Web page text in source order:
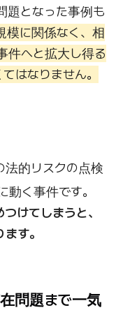
題となった事例も
模に関係なく、相
件へと拡大し得る
はなりません。
法的リスクの点検
く事件です。
けてしまうと、
す。
問題まで一気